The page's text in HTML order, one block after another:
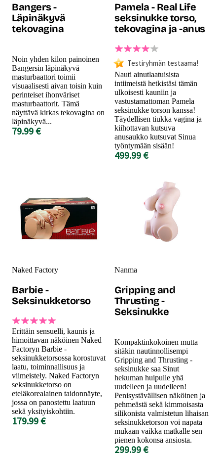
Bangers -
Läpinäkyvä
tekovagina
Noin yhden kilon painoinen
Bangersin läpinäkyvä
masturbaattori toimii
visuaalisesti aivan toisin kuin
perinteiset ihonväriset
masturbaattorit. Tämä
näyttävä kirkas tekovagina on
läpinäkyvä...
79.99 €
Pamela - Real Life
seksinukke torso,
tekovagina ja -anus
Testiryhmän testaama!
Nauti ainutlaatuisista
intiimeistä hetkistäsi tämän
ulkoisesti kauniin ja
vastustamattoman Pamela
seksinukke torson kanssa!
Täydellisen tiukka vagina ja
kiihottavan kutsuva
anusaukko kutsuvat Sinua
työntymään sisään!
499.99 €
Naked Factory
Barbie -
Seksinukketorso
Erittäin sensuelli, kaunis ja
himoittavan näköinen Naked
Factoryn Barbie -
seksinukketorsossa korostuvat
laatu, toiminnallisuus ja
viimeistely. Naked Factoryn
seksinukketorso on
eteläkorealainen taidonnäyte,
jossa on panostettu laatuun
sekä yksityiskohtiin.
179.99 €
Nanma
Gripping and
Thrusting -
Seksinukke
Kompaktinkokoinen mutta
sitäkin nautinnollisempi
Gripping and Thrusting -
seksinukke saa Sinut
hekuman huipulle yhä
uudelleen ja uudelleen!
Penisystävällisen näköinen ja
pehmeästä sekä kimmoisasta
silikonista valmistetun lihaisan
seksinukketorson voi napata
mukaan vaikka matkalle sen
pienen kokonsa ansiosta.
299.99 €